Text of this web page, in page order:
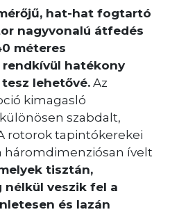
hat-hat fogtartó
nagyvonalú átfedés
méteres
rendkívül hatékony
lehetővé. Az
kimagasló
szabdalt,
rotorok tapintókerekei
háromdimenziósan ívelt
tisztán,
nélkül veszik fel a
és lazán